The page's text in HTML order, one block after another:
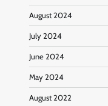
August 2024
July 2024
June 2024
May 2024
August 2022